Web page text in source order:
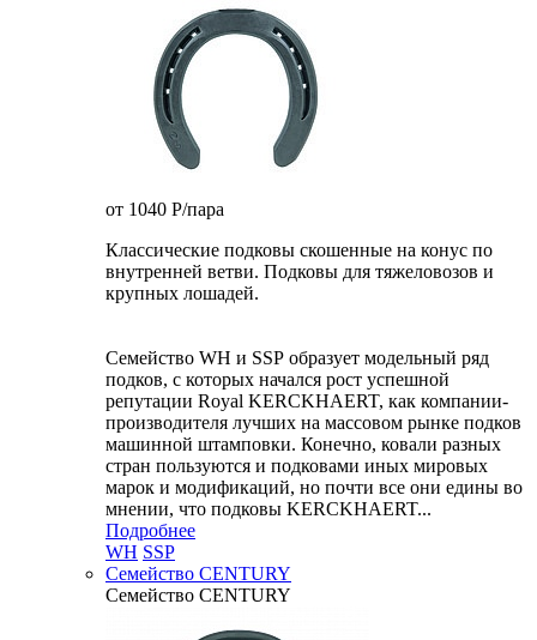
от 1040 P/пара
Классические подковы скошенные на конус по
внутренней ветви. Подковы для тяжеловозов и
крупных лошадей.
Семейство WH и SSP образует модельный ряд
подков, с которых начался рост успешной
репутации Royal KERCKHAERT, как компании-
производителя лучших на массовом рынке подков
машинной штамповки. Конечно, ковали разных
стран пользуются и подковами иных мировых
марок и модификаций, но почти все они едины во
мнении, что подковы KERCKHAERT...
Подробнее
WH SSP
Семейство CENTURY
Семейство CENTURY